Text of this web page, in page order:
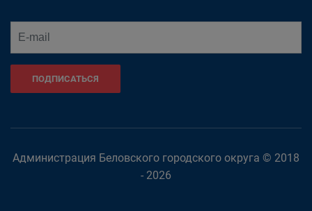
ПОДПИСАТЬСЯ
Администрация Беловского городского округа © 2018
- 2026